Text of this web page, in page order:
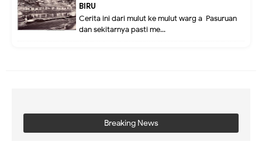
BIRU
Cerita ini dari mulut ke mulut warg a Pasuruan
dan sekitarnya pasti me...
Breaking News